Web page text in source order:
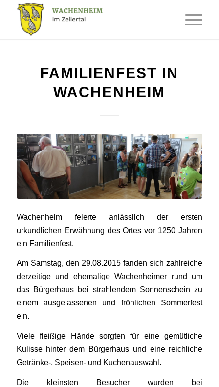
FAMILIENFEST IN
WACHENHEIM
Wachenheim feierte anlässlich der ersten
urkundlichen Erwähnung des Ortes vor 1250 Jahren
ein Familienfest.
Am Samstag, den 29.08.2015 fanden sich zahlreiche
derzeitige und ehemalige Wachenheimer rund um
das Bürgerhaus bei strahlendem Sonnenschein zu
einem ausgelassenen und fröhlichen Sommerfest
ein.
Viele fleißige Hände sorgten für eine gemütliche
Kulisse hinter dem Bürgerhaus und eine reichliche
Getränke-, Speisen- und Kuchenauswahl.
Die kleinsten Besucher wurden bei